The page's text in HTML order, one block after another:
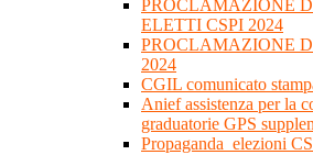
PROCLAMAZIONE
ELETTI CSPI 2024
PROCLAMAZIONE
2024
CGIL comunicato
Anief assistenza per la
graduatorie GPS
Propaganda_elezioni